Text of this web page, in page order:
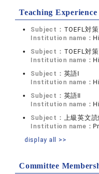
Teaching
Subject： TOEFL対
Institution name：
Subject： TOEFL対
Institution name：
Subject： 英語Ⅰ
Institution name：
Subject： 英語Ⅱ
Institution name：
Subject： 上級英文読
Institution name：
display all >>
Committee